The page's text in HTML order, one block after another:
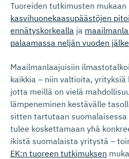
Tuoreiden tutkimusten mukaan
kasvihuonekaasupäästöjen
ennätyskorkealla ja
palaamassa neljän vuoden
Maailmanlaajuisiin
kaikkia – niin valtioita, yrityksiä
jotta meillä on vielä
lämpeneminen kestävälle
sitten tartutaan
tulee koskettamaan yhä
ikistä suomalaista yritystä –
EK:n tuoreen tutkimuksen